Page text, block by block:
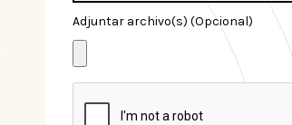
Adjuntar archivo(s) (Opcional)